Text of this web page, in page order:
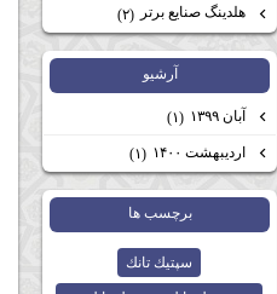
هلدينگ صنايع برتر (۲)
آرشيو
آبان ۱۳۹۹ (۱)
اردیبهشت ۱۴۰۰ (۱)
برچسب ها
سپتيك تانك